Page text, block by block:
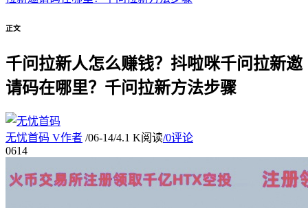
正文
千问拉新人怎么赚钱？抖啦咪千问拉新邀
请码在哪里？千问拉新方法步骤
无忧首码 V作者 /06-14/4.1 K阅读/0评论
0614